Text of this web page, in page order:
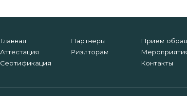
Главная
Аттестация
Сертификация
Партнеры
Риэлторам
Прием
Контакты